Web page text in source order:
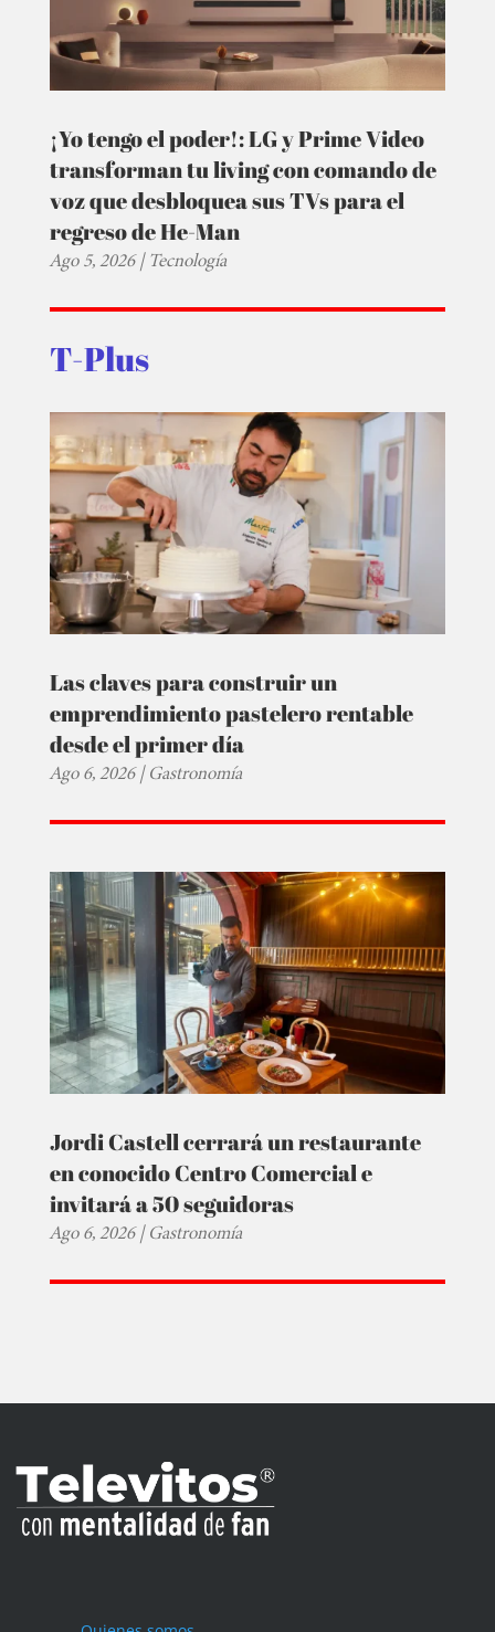
¡Yo tengo el poder!: LG y Prime Video
transforman tu living con comando de
voz que desbloquea sus TVs para el
regreso de He-Man
Ago 5, 2026|Tecnología
T-Plus
Las claves para construir un
emprendimiento pastelero rentable
desde el primer día
Ago 6, 2026|Gastronomía
Jordi Castell cerrará un restaurante
en conocido Centro Comercial e
invitará a 50 seguidoras
Ago 6, 2026|Gastronomía